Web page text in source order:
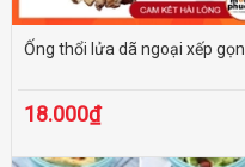
Ống thổi lửa dã ngoại xếp gọn
18.000₫